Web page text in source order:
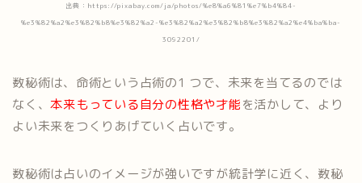
出典：https://pixabay.com/ja/photos/%e8%a6%81%e7%b4%84-
%e3%82%a2%e3%82%b8%e3%82%a2-%e3%82%a2%e3%82%b8%e3%82%a2%e4%ba%ba-
3092201/
数秘術は、命術という占術の1 つで、未来を当てるのでは
なく、本来もっている自分の性格や才能を活かして、より
よい未来をつくりあげていく占いです。
数秘術は占いのイメージが強いですが統計学に近く、数秘